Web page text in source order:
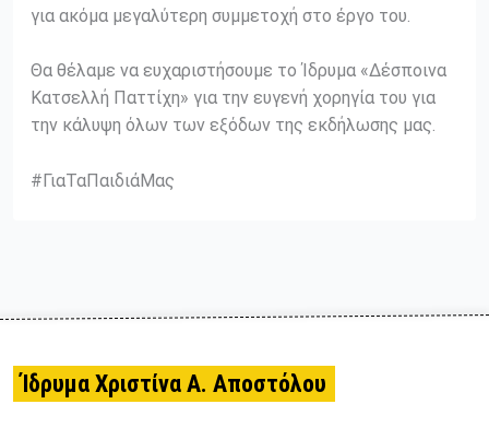
για ακόμα μεγαλύτερη συμμετοχή στο έργο του.
Θα θέλαμε να ευχαριστήσουμε το Ίδρυμα «Δέσποινα
Κατσελλή Παττίχη» για την ευγενή χορηγία του για
την κάλυψη όλων των εξόδων της εκδήλωσης μας.
#ΓιαΤαΠαιδιάΜας
Ίδρυμα Χριστίνα Α. Αποστόλου